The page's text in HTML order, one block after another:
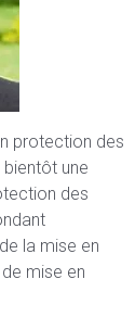
protection des
une
des
la mise en
mise en